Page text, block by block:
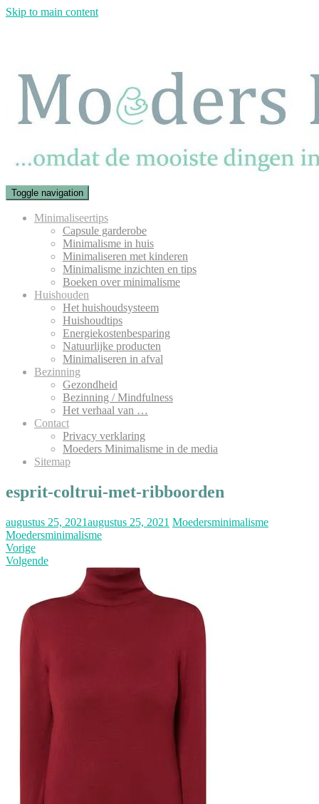
Skip to main content
Toggle navigation
Minimaliseertips
Capsule garderobe
Minimalisme in huis
Minimaliseren met kinderen
Minimalisme inzichten en tips
Boeken over minimalisme
Huishouden
Het huishoudsysteem
Huishoudtips
Energiekostenbesparing
Natuurlijke producten
Minimaliseren in afval
Bezinning
Gezondheid
Bezinning / Mindfulness
Het verhaal van …
Contact
Privacy verklaring
Moeders Minimalisme in de media
Sitemap
esprit-coltrui-met-ribboorden
augustus 25, 2021augustus 25, 2021 Moedersminimalisme
Moedersminimalisme
Vorige
Volgende